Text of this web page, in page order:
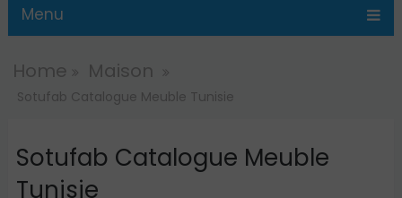
Menu
Home Maison
Sotufab Catalogue Meuble Tunisie
Sotufab Catalogue Meuble
Tunisie